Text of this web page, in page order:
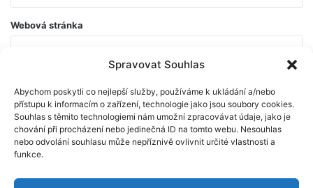
Spravovat Souhlas
Abychom poskytli co nejlepší služby, používáme k ukládání a/nebo
přístupu k informacím o zařízení, technologie jako jsou soubory cookies.
Souhlas s těmito technologiemi nám umožní zpracovávat údaje, jako je
chování při procházení nebo jedinečná ID na tomto webu. Nesouhlas
nebo odvolání souhlasu může nepříznivě ovlivnit určité vlastnosti a
funkce.
Webová stránka